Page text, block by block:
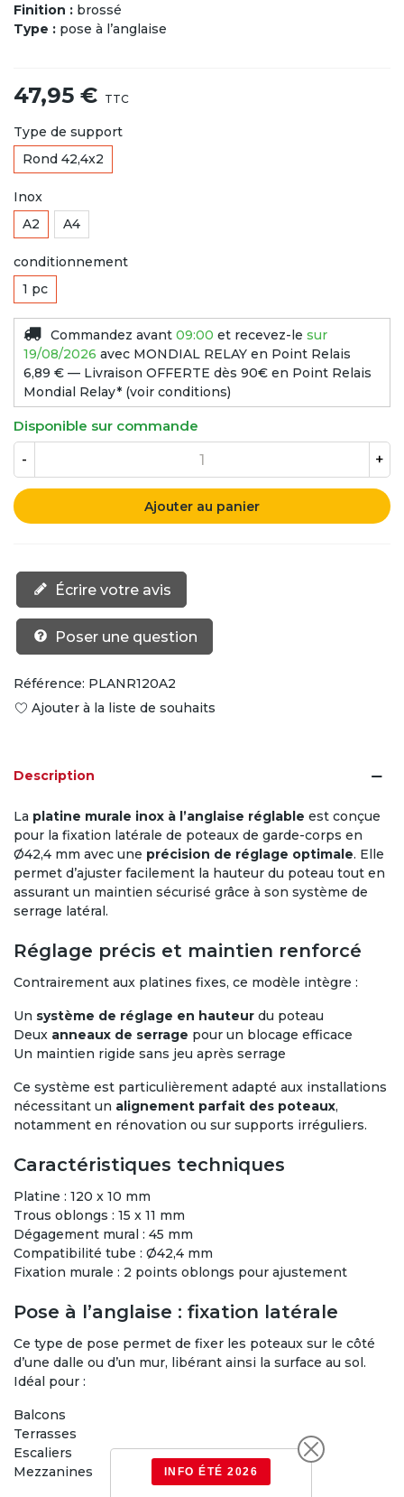
Finition : brossé
Type : pose à l’anglaise
47,95 € TTC
Type de support
Rond 42,4x2
Inox
A2
A4
conditionnement
1 pc
Commandez avant 09:00 et recevez-le sur
19/08/2026 avec MONDIAL RELAY en Point Relais
6,89 € — Livraison OFFERTE dès 90€ en Point Relais
Mondial Relay* (voir conditions)
Disponible sur commande
-
+
Ajouter au panier
Écrire votre avis
Poser une question
Référence: PLANR120A2
Ajouter à la liste de souhaits
Description
La platine murale inox à l’anglaise réglable est conçue
pour la fixation latérale de poteaux de garde-corps en
Ø42,4 mm avec une précision de réglage optimale. Elle
permet d’ajuster facilement la hauteur du poteau tout en
assurant un maintien sécurisé grâce à son système de
serrage latéral.
Réglage précis et maintien renforcé
Contrairement aux platines fixes, ce modèle intègre :
Un système de réglage en hauteur du poteau
Deux anneaux de serrage pour un blocage efficace
Un maintien rigide sans jeu après serrage
Ce système est particulièrement adapté aux installations
nécessitant un alignement parfait des poteaux,
notamment en rénovation ou sur supports irréguliers.
Caractéristiques techniques
Platine : 120 x 10 mm
Trous oblongs : 15 x 11 mm
Dégagement mural : 45 mm
Compatibilité tube : Ø42,4 mm
Fixation murale : 2 points oblongs pour ajustement
Pose à l’anglaise : fixation latérale
Ce type de pose permet de fixer les poteaux sur le côté
d’une dalle ou d’un mur, libérant ainsi la surface au sol.
Idéal pour :
Balcons
Terrasses
Escaliers
Mezzanines
INFO ÉTÉ 2026